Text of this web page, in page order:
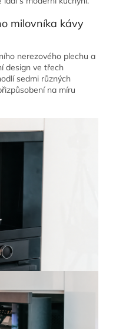
milovníka kávy
nerezového plechu a
design ve třech
sedmi různých
na míru